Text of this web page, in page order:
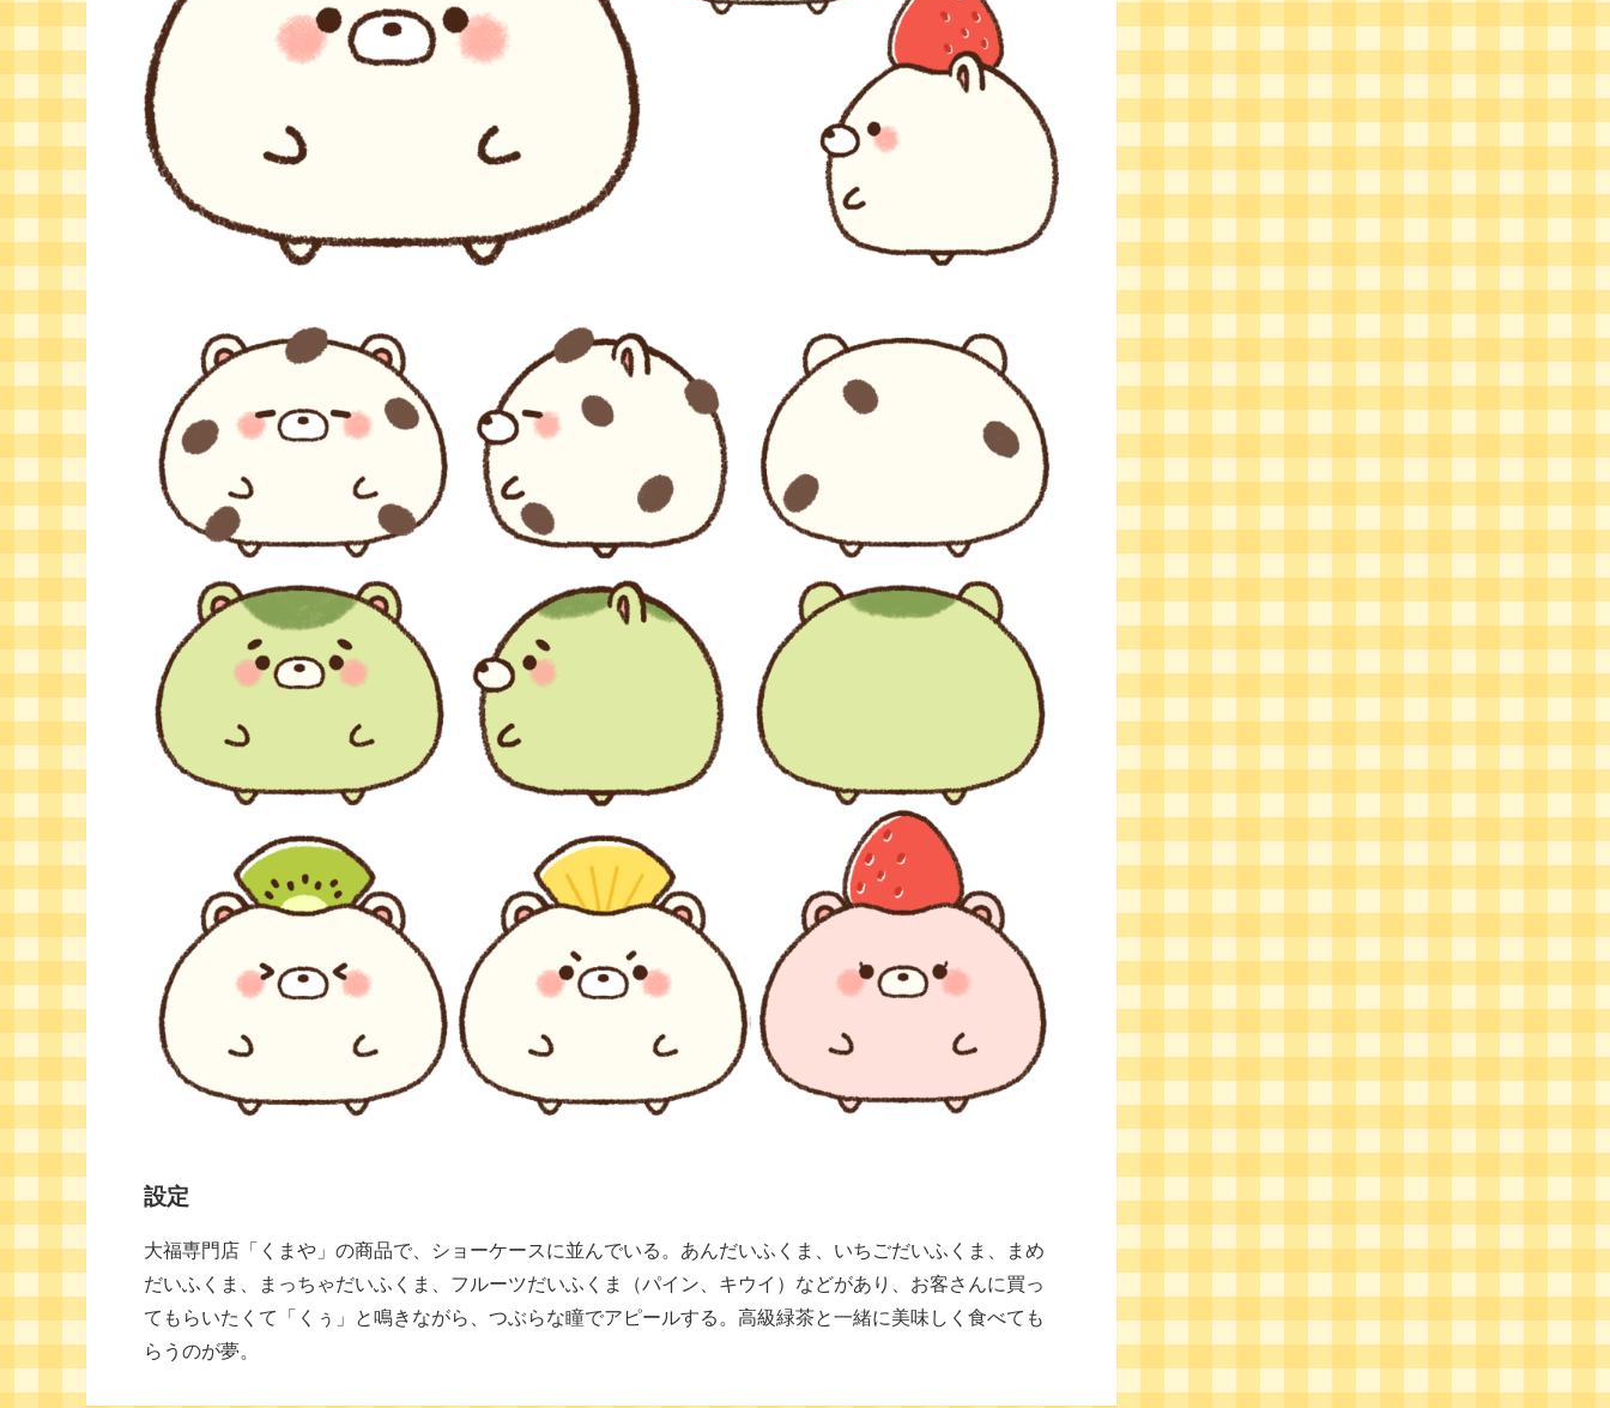
設定
大福専門店「くまや」の商品で、ショーケースに並んでいる。あんだいふくま、いちごだいふくま、まめ
だいふくま、まっちゃだいふくま、フルーツだいふくま（パイン、キウイ）などがあり、お客さんに買っ
てもらいたくて「くぅ」と鳴きながら、つぶらな瞳でアピールする。高級緑茶と一緒に美味しく食べても
らうのが夢。